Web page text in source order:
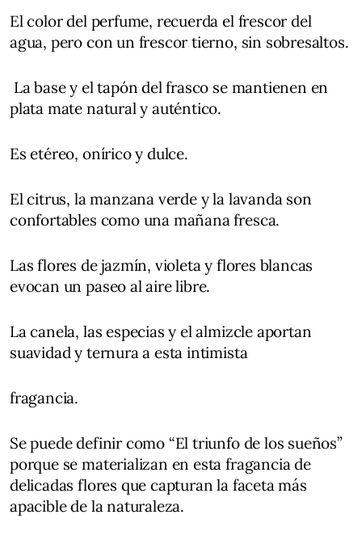
El color del perfume, recuerda el frescor del
agua, pero con un frescor tierno, sin sobresaltos.
La base y el tapón del frasco se mantienen en
plata mate natural y auténtico.
Es etéreo, onírico y dulce.
El citrus, la manzana verde y la lavanda son
confortables como una mañana fresca.
Las flores de jazmín, violeta y flores blancas
evocan un paseo al aire libre.
La canela, las especias y el almizcle aportan
suavidad y ternura a esta intimista
fragancia.
Se puede definir como “El triunfo de los sueños”
porque se materializan en esta fragancia de
delicadas flores que capturan la faceta más
apacible de la naturaleza.